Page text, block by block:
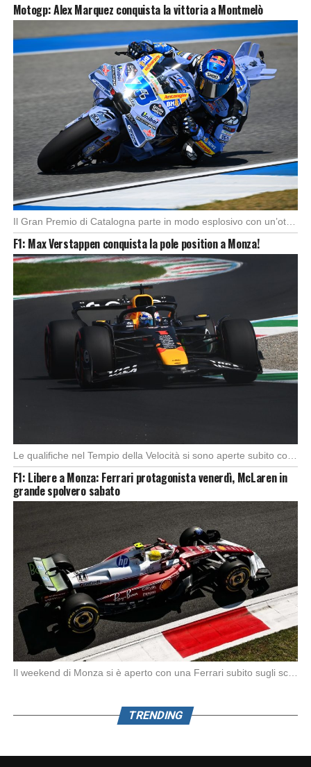
Motogp: Alex Marquez conquista la vittoria a Montmelò
Il Gran Premio di Catalogna parte in modo esplosivo con un’ottima partenza di Alex Marquez, […]
F1: Max Verstappen conquista la pole position a Monza!
F1: Libere a Monza: Ferrari protagonista venerdì, McLaren in
grande spolvero sabato
Il weekend di Monza si è aperto con una Ferrari subito sugli scudi. Nella prima […]
TRENDING